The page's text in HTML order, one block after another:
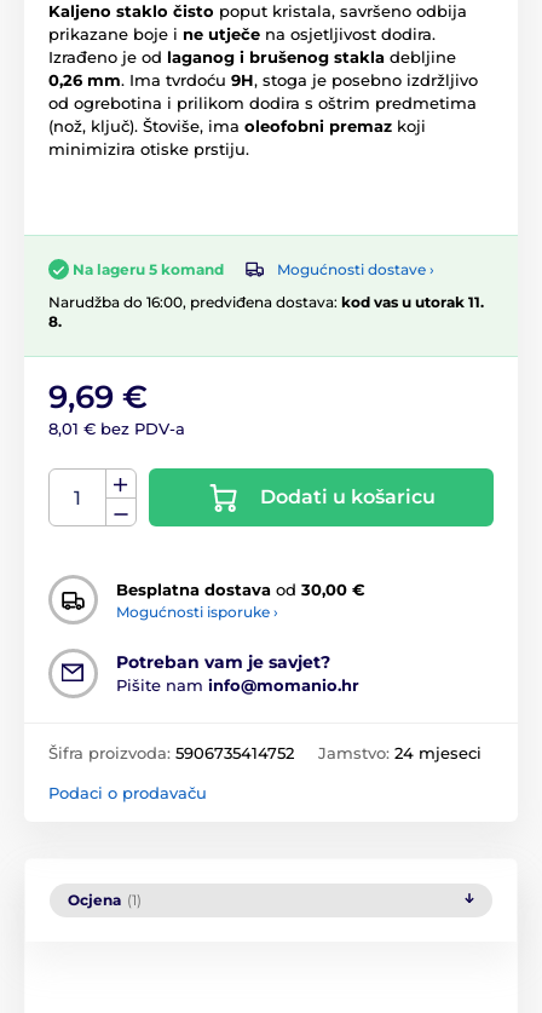
Kaljeno staklo čisto poput kristala, savršeno odbija
prikazane boje i ne utječe na osjetljivost dodira.
Izrađeno je od laganog i brušenog stakla debljine
0,26 mm. Ima tvrdoću 9H, stoga je posebno izdržljivo
od ogrebotina i prilikom dodira s oštrim predmetima
(nož, ključ). Štoviše, ima oleofobni premaz koji
minimizira otiske prstiju.
Na lageru 5 komand
Mogućnosti dostave ›
Narudžba do 16:00, predviđena dostava: kod vas u utorak 11.
8.
9,69 €
8,01 € bez PDV-a
Dodati u košaricu
Besplatna dostava od 30,00 €
Mogućnosti isporuke ›
Potreban vam je savjet?
Pišite nam info@momanio.hr
Šifra proizvoda: 5906735414752 Jamstvo: 24 mjeseci
Podaci o prodavaču
Ocjena (1)